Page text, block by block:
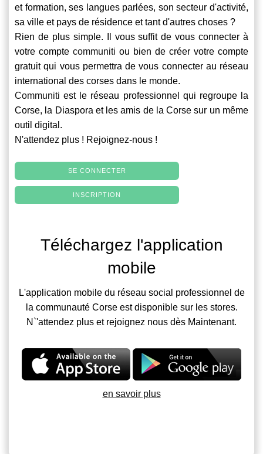
et formation, ses langues parlées, son secteur d'activité,
sa ville et pays de résidence et tant d'autres choses ?
Rien de plus simple. Il vous suffit de vous connecter à
votre compte communiti ou bien de créer votre compte
gratuit qui vous permettra de vous connecter au réseau
international des corses dans le monde.
Communiti est le réseau professionnel qui regroupe la
Corse, la Diaspora et les amis de la Corse sur un même
outil digital.
N'attendez plus ! Rejoignez-nous !
SE CONNECTER
INSCRIPTION
Téléchargez l'application
mobile
L'application mobile du réseau social professionnel de
la communauté Corse est disponible sur les stores.
N`'attendez plus et rejoignez nous dès Maintenant.
en savoir plus